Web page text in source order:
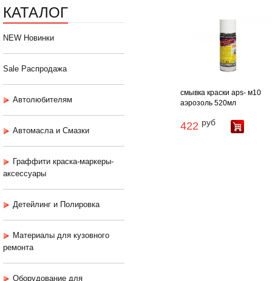
КАТАЛОГ
NEW Новинки
Sale Распродажа
Автолюбителям
Автомасла и Смазки
Граффити краска-маркеры-
аксессуары
Детейлинг и Полировка
Материалы для кузовного
ремонта
Оборудование для
смывка краски aps- м10
аэрозоль 520мл
422 руб